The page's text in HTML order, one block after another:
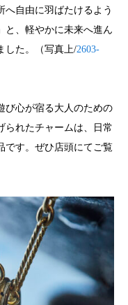
へ自由に羽ばたけるよう
、軽やかに未来へ進ん
した。（写真上/2603-
び心が宿る大人のための
られたチャームは、日常
です。ぜひ店頭にてご覧